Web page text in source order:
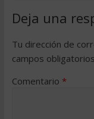
Deja una
Tu dirección de
campos
Comentario *